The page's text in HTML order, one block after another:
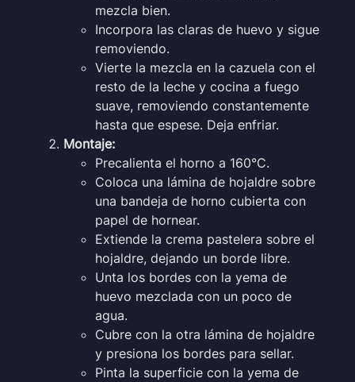
mezcla bien.
Incorpora las claras de huevo y sigue
removiendo.
Vierte la mezcla en la cazuela con el
resto de la leche y cocina a fuego
suave, removiendo constantemente
hasta que espese. Deja enfriar.
Montaje:
Precalienta el horno a 160°C.
Coloca una lámina de hojaldre sobre
una bandeja de horno cubierta con
papel de hornear.
Extiende la crema pastelera sobre el
hojaldre, dejando un borde libre.
Unta los bordes con la yema de
huevo mezclada con un poco de
agua.
Cubre con la otra lámina de hojaldre
y presiona los bordes para sellar.
Pinta la superficie con la yema de